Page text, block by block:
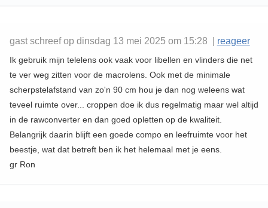
gast schreef op dinsdag 13 mei 2025 om 15:28 | reageer
Ik gebruik mijn telelens ook vaak voor libellen en vlinders die net
te ver weg zitten voor de macrolens. Ook met de minimale
scherpstelafstand van zo'n 90 cm hou je dan nog weleens wat
teveel ruimte over... croppen doe ik dus regelmatig maar wel altijd
in de rawconverter en dan goed opletten op de kwaliteit.
Belangrijk daarin blijft een goede compo en leefruimte voor het
beestje, wat dat betreft ben ik het helemaal met je eens.
gr Ron